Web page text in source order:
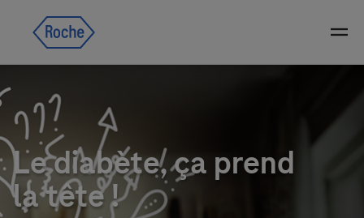
Skip navigation Menu
Le diabète, ça prend
la tête !